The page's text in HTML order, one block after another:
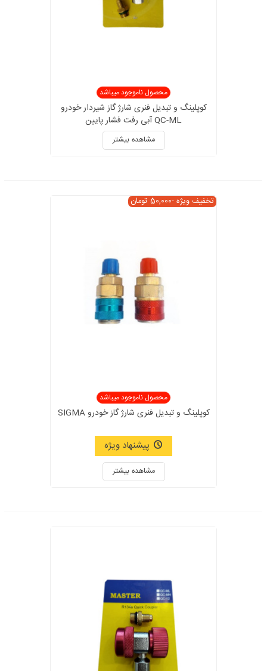
محصول ناموجود میباشد
کوپلینگ و تبدیل فنری شارژ گاز شیردار خودرو
QC-ML آبی رفت فشار پایین
مشاهده بیشتر
تخفیف ویژه-50,000 تومان
محصول ناموجود میباشد
کوپلینگ و تبدیل فنری شارژ گاز خودرو SIGMA
پیشنهاد ویژه
مشاهده بیشتر